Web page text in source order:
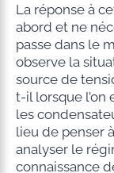
La réponse à
abord et ne
passe dans le
observe la
source de
t-il lorsque l’on
les
lieu de penser
analyser le
connaissance